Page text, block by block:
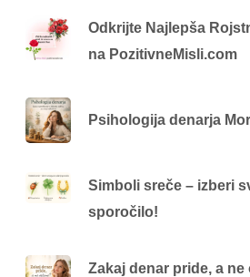
Odkrijte Najlepša
na PozitivneMisli.com
Psihologija denarja
Simboli sreče – izberi
sporočilo!
Zakaj denar pride, a ne